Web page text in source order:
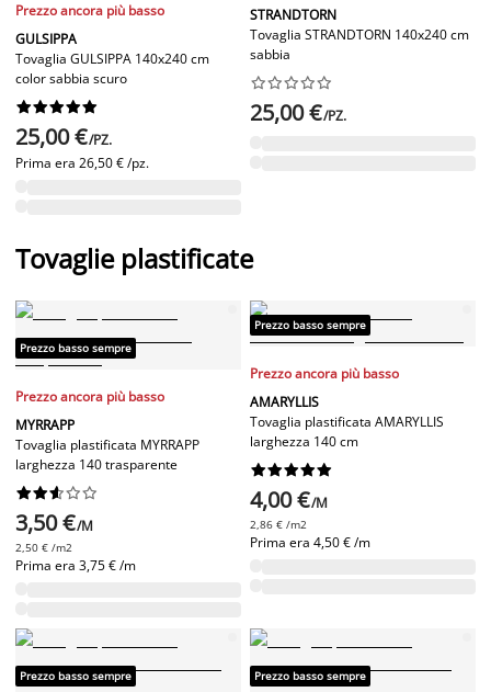
Prezzo ancora più basso
GULSIPPA
Tovaglia GULSIPPA 140x240 cm
color sabbia scuro






25,00 €/PZ.
Prima era 26,50 € /pz.
STRANDTORN
Tovaglia STRANDTORN 140x240 cm
sabbia






25,00 €/PZ.
Tovaglie plastificate
Prezzo basso sempre
Prezzo ancora più basso
MYRRAPP
Tovaglia plastificata MYRRAPP
larghezza 140 trasparente






3,50 €/M
2,50 € /m2
Prima era 3,75 € /m
Prezzo basso sempre
Prezzo ancora più basso
AMARYLLIS
Tovaglia plastificata AMARYLLIS
larghezza 140 cm






4,00 €/M
2,86 € /m2
Prima era 4,50 € /m
Prezzo basso sempre Prezzo basso sempre